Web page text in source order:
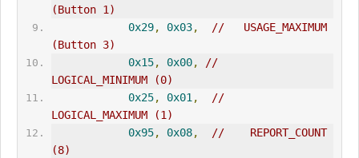
(Button 1)
0x29, 0x03,
//   USAGE_MAXIMUM
(Button 3)
0x15, 0x00,
//
LOGICAL_MINIMUM (0)
0x25, 0x01 ,
//
LOGICAL_MAXIMUM (1)
0x95, 0x08,
//    REPORT_COUNT
(8)